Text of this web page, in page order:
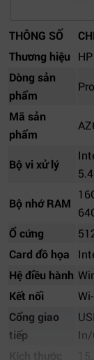
THÔNG SỐ
Thương hiệu
HP
Dòng sản
phẩm
Mã sản
phẩm
Bộ vi xử lý
Bộ nhớ RAM
Ổ cứng
Card đồ họa
Hệ điều hành
Kết nối
Cổng giao
tiếp